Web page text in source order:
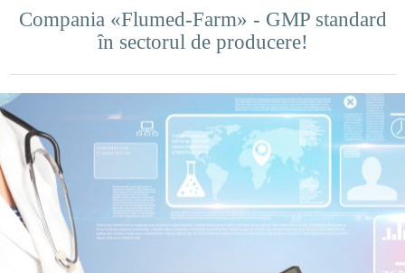
Compania «Flumed-Farm» - GMP standard
în sectorul de producere!